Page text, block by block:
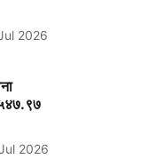
2026
५४७.९७
2026